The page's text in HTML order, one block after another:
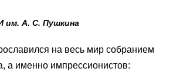
им. А. С. Пушкина
на весь мир собранием
а именно импрессионистов: